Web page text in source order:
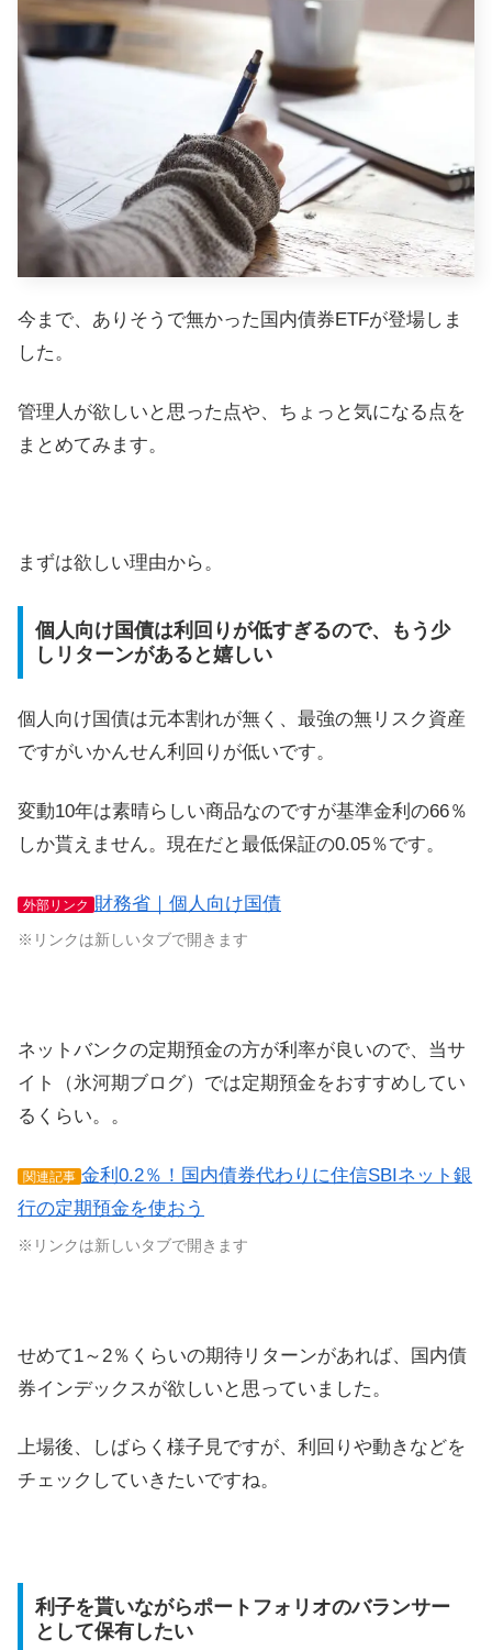
今まで、ありそうで無かった国内債券ETFが登場しま
した。
管理人が欲しいと思った点や、ちょっと気になる点を
まとめてみます。
まずは欲しい理由から。
個人向け国債は利回りが低すぎるので、もう少
しリターンがあると嬉しい
個人向け国債は元本割れが無く、最強の無リスク資産
ですがいかんせん利回りが低いです。
変動10年は素晴らしい商品なのですが基準金利の66％
しか貰えません。現在だと最低保証の0.05％です。
外部リンク 財務省｜個人向け国債
※リンクは新しいタブで開きます
ネットバンクの定期預金の方が利率が良いので、当サ
イト（氷河期ブログ）では定期預金をおすすめしてい
るくらい。。
関連記事 金利0.2％！国内債券代わりに住信SBIネット銀
行の定期預金を使おう
※リンクは新しいタブで開きます
せめて1～2％くらいの期待リターンがあれば、国内債
券インデックスが欲しいと思っていました。
上場後、しばらく様子見ですが、利回りや動きなどを
チェックしていきたいですね。
利子を貰いながらポートフォリオのバランサー
として保有したい